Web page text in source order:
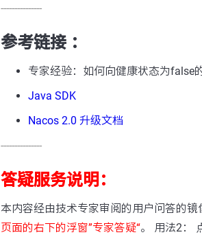
---------------
参考链接 ：
专家经验：如何向健康状态为false
Java SDK
Nacos 2.0 升级文档
---------------
答疑服务说明：
本内容经由技术专家审阅的用户问答的
页面的右下的浮窗”专家答疑“。 用法2：